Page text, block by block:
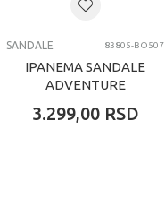
SANDALE 83805-BO507
IPANEMA SANDALE
ADVENTURE
3.299,00 RSD